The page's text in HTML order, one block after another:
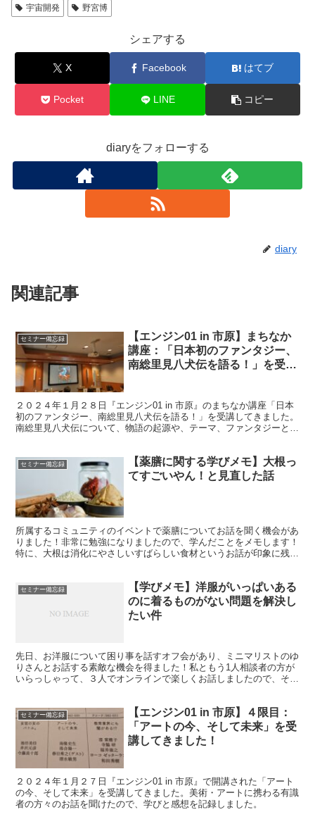
宇宙開発 野宮博
シェアする
X Facebook はてブ
Pocket LINE コピー
diaryをフォローする
diary
関連記事
セミナー備忘録
【エンジン01 in 市原】まちなか
講座：「日本初のファンタジー、
南総里見八犬伝を語る！」を受
２０２４年１月２８日『エンジン01 in 市原』のまちなか講座「日本
初のファンタジー、南総里見八犬伝を語る！」を受講してきました。
南総里見八犬伝について、物語の起源や、テーマ、ファンタジーとは
セミナー備忘録
【薬膳に関する学びメモ】大根っ
てすごいやん！と見直した話
所属するコミュニティのイベントで薬膳についてお話を聞く機会があ
りました！非常に勉強になりましたので、学んだことをメモします！
特に、大根は消化にやさしいすばらしい食材というお話が印象に残り
セミナー備忘録
【学びメモ】洋服がいっぱいある
のに着るものがない問題を解決し
たい件
先日、お洋服について困り事を話すオフ会があり、ミニマリストのゆ
りさんとお話する素敵な機会を得ました！私ともう1人相談者の方が
いらっしゃって、３人でオンラインで楽しくお話しましたので、その
セミナー備忘録
【エンジン01 in 市原】４限目：
「アートの今、そして未来」を受
講してきました！
２０２４年１月２７日『エンジン01 in 市原』で開講された「アート
の今、そして未来」を受講してきました。美術・アートに携わる有識
者の方々のお話を聞けたので、学びと感想を記録しました。